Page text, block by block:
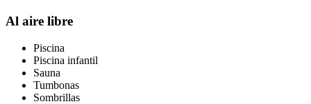
Al aire libre
Piscina
Piscina infantil
Sauna
Tumbonas
Sombrillas